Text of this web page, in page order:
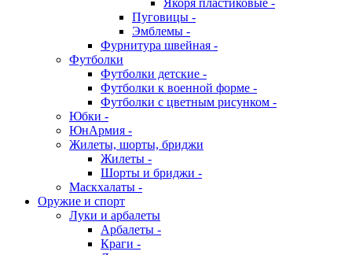
Якоря пластиковые -
Пуговицы -
Эмблемы -
Фурнитура швейная -
Футболки
Футболки детские -
Футболки к военной форме -
Футболки с цветным рисунком -
Юбки -
ЮнАрмия -
Жилеты, шорты, бриджи
Жилеты -
Шорты и бриджи -
Маскхалаты -
Оружие и спорт
Луки и арбалеты
Арбалеты -
Краги -